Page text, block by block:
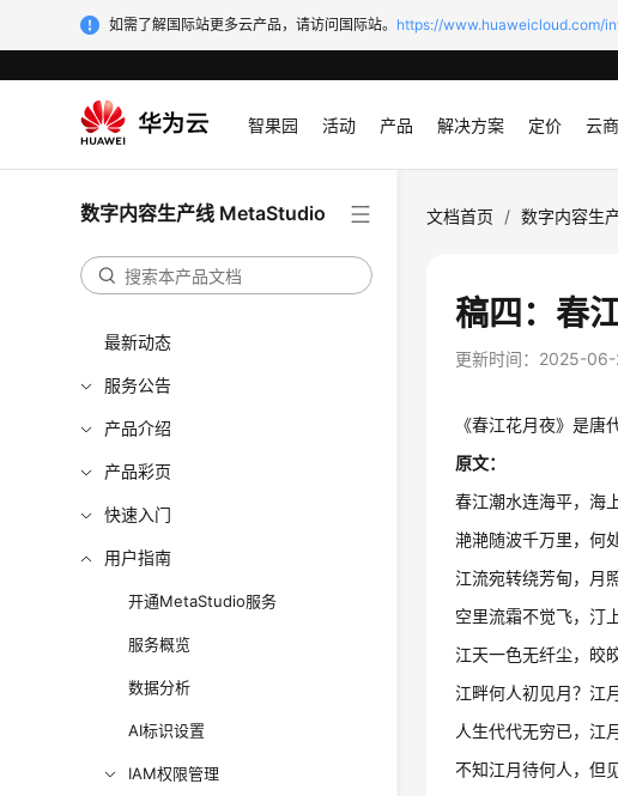
如需了解国际站更多云产品，请访问国际站。 https://www.huaweicloud.com/
智果园 活动 产品 解决方案 定价 云
数字内容生产线 MetaStudio
最新动态
服务公告
产品介绍
产品彩页
快速入门
用户指南
开通MetaStudio服务
服务概览
数据分析
AI标识设置
IAM权限管理
文档首页 / 数字内容生
稿四：春
更新时间： 2025-06-
《春江花月夜》是唐
原文：
春江潮水连海平，海
滟滟随波千万里，何
江流宛转绕芳甸，月
空里流霜不觉飞，汀
江天一色无纤尘，皎
江畔何人初见月？江
人生代代无穷已，江
不知江月待何人，但